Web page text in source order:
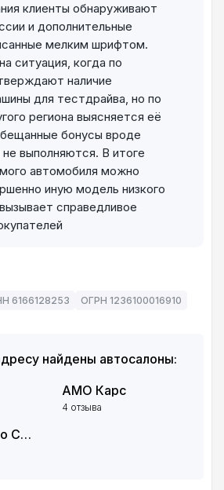
клиенты обнаруживают
и дополнительные
мелким шрифтом.
ситуация, когда по
наличие
для тестдрайва, но по
региона выясняется её
бонусы вроде
выполняются. В итоге
автомобиля можно
иную модель низкого
справедливое
6166128253 ОГРН 1236100016910
найдены автосалоны:
АМО Карс
4 отзыва
Комфорт Авто Санкт-Петербург